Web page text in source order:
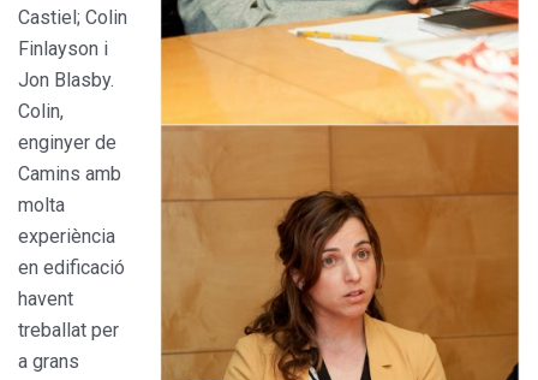
Castiel; Colin
Finlayson i
Jon Blasby.
Colin,
enginyer de
Camins amb
molta
experiència
en edificació
havent
treballat per
a grans